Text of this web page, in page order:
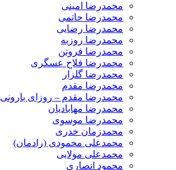
محمدرضا امینی
محمدرضا حاتمی
محمدرضا رضایی
محمدرضا روزبه
محمدرضا فروتن
محمدرضا فلاح عسگری
محمدرضا گلزار
محمدرضا مقدم
محمدرضا مقدم – روزای بارونی
محمدرضا مهابادیان
محمدرضا موسوی
محمدزمان خدری
محمدعلی محمودی (رادمان)
محمدعلی مولایی
محمود انصاری